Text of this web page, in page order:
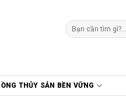
Tìm
kiếm:
THỦY SẢN BỀN VỮNG